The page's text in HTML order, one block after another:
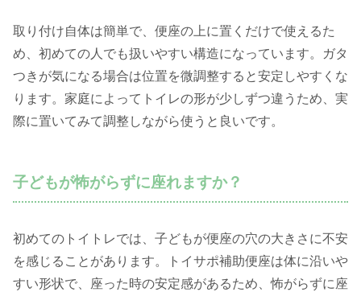
取り付け自体は簡単で、便座の上に置くだけで使えるた
め、初めての人でも扱いやすい構造になっています。ガタ
つきが気になる場合は位置を微調整すると安定しやすくな
ります。家庭によってトイレの形が少しずつ違うため、実
際に置いてみて調整しながら使うと良いです。
子どもが怖がらずに座れますか？
初めてのトイトレでは、子どもが便座の穴の大きさに不安
を感じることがあります。トイサポ補助便座は体に沿いや
すい形状で、座った時の安定感があるため、怖がらずに座